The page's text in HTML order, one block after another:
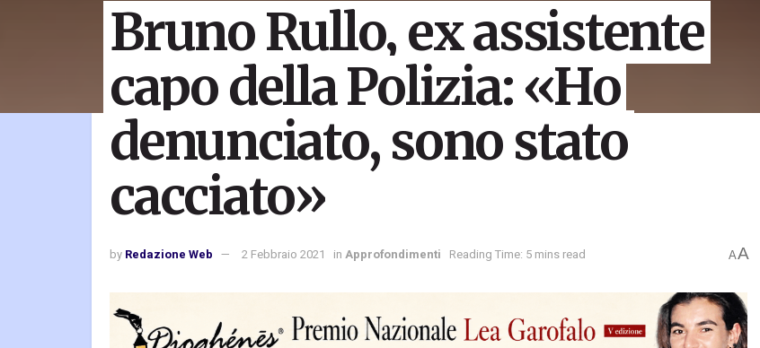
Bruno Rullo, ex assistente
capo della Polizia: «Ho
denunciato, sono stato
cacciato»
by Redazione Web 2 Febbraio 2021 in Approfondimenti Reading Time: 5 mins read AA